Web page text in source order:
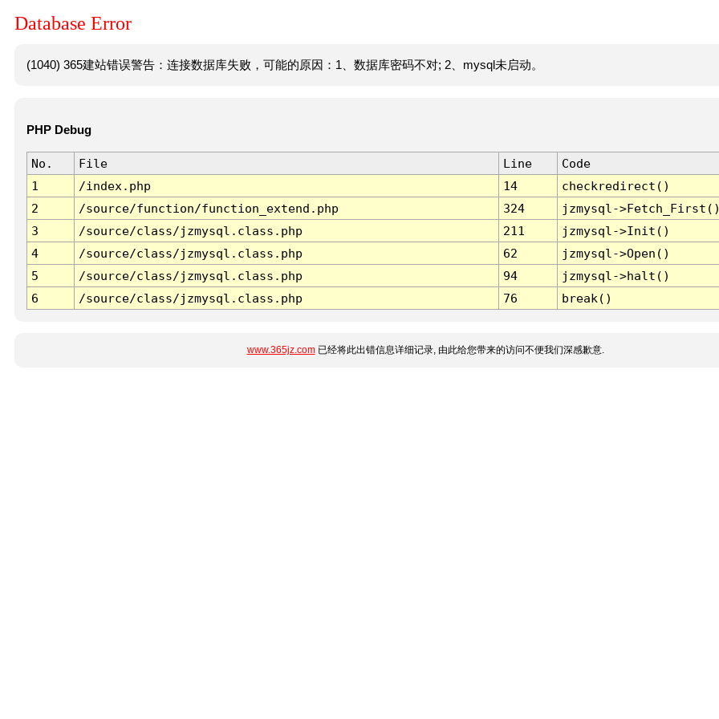
Database Error
(1040) 365建站错误警告：连接数据库失败，可能的原因：1、数据库密码不对; 2、mysql未启动。
PHP Debug
No. File Line
Code
1
/index.php 14
checkredirect()
2
/source/function/function_extend.php 324
jzmysql-
3
/source/class/jzmysql.class.php 211
jzmysql->Init()
4
/source/class/jzmysql.class.php 62
jzmysql->Open()
5
/source/class/jzmysql.class.php 94
jzmysql->halt()
6
/source/class/jzmysql.class.php 76 break()
www.365jz.com已经将此出错信息详细记录, 由此给您带来的访问不便我们深感歉意.